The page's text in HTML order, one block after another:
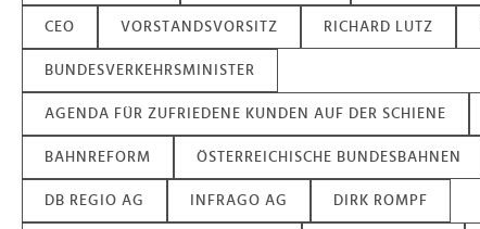
CEO VORSTANDSVORSITZ RICHARD LUTZ
BUNDESVERKEHRSMINISTER
AGENDA FÜR ZUFRIEDENE KUNDEN AUF DER SCHIENE
BAHNREFORM ÖSTERREICHISCHE BUNDESBAHNEN
DB REGIO AG INFRAGO AG DIRK ROMPF